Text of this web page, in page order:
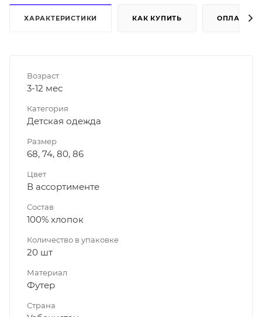
ХАРАКТЕРИСТИКИ КАК КУПИТЬ ОПЛАТА
Возраст
3-12 мес
Категория
Детская одежда
Размер
68, 74, 80, 86
Цвет
В ассортименте
Состав
100% хлопок
Количество в упаковке
20 шт
Материал
Футер
Страна